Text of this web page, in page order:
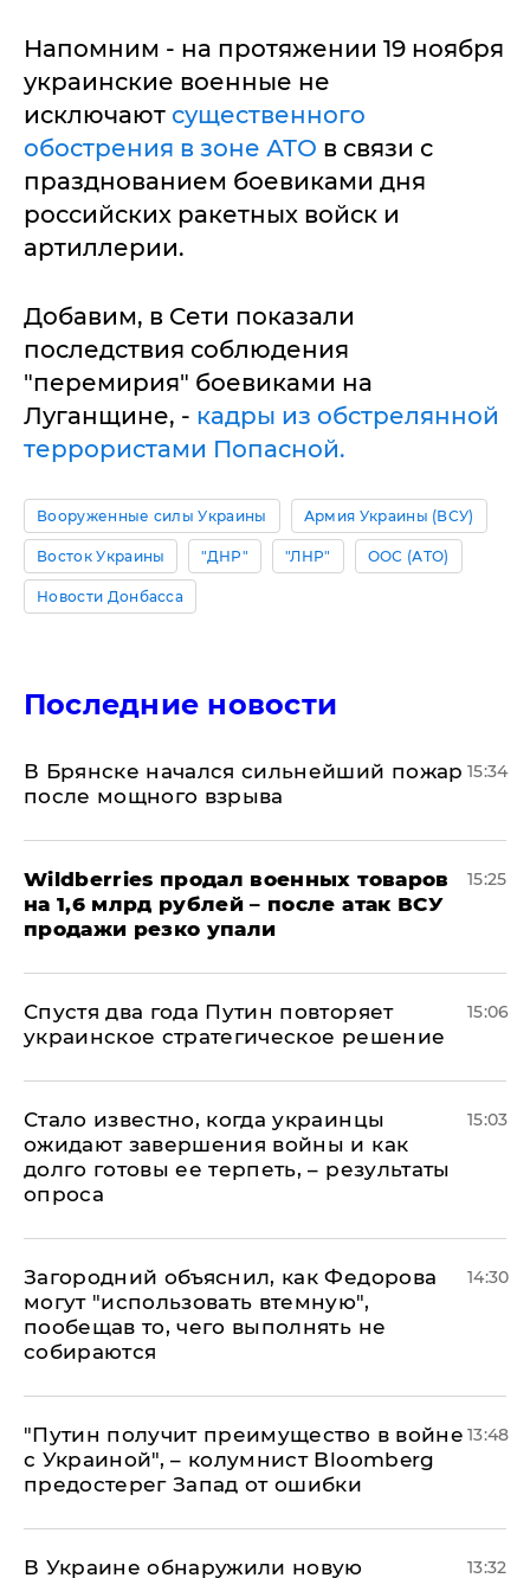
Напомним - на протяжении 19 ноября
украинские военные не
исключают существенного
обострения в зоне АТО в связи с
празднованием боевиками дня
российских ракетных войск и
артиллерии.
Добавим, в Сети показали
последствия соблюдения
"перемирия" боевиками на
Луганщине, - кадры из обстрелянной
террористами Попасной.
Вооруженные силы Украины Армия Украины (ВСУ)
Восток Украины "ДНР" "ЛНР" ООС (АТО)
Новости Донбасса
Последние новости
В Брянске начался сильнейший пожар
после мощного взрыва
15:34
​Wildberries продал военных товаров
на 1,6 млрд рублей – после атак ВСУ
продажи резко упали
15:25
Спустя два года Путин повторяет
украинское стратегическое решение
15:06
Стало известно, когда украинцы
ожидают завершения войны и как
долго готовы ее терпеть, – результаты
опроса
15:03
Загородний объяснил, как Федорова
могут "использовать втемную",
пообещав то, чего выполнять не
собираются
14:30
"Путин получит преимущество в войне
с Украиной", – колумнист Bloomberg
предостерег Запад от ошибки
13:48
В Украине обнаружили новую 13:32